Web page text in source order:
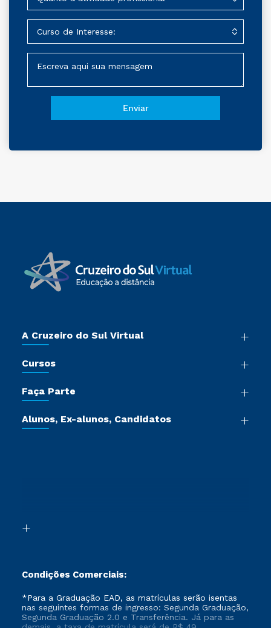
A Cruzeiro do Sul Virtual
Sala de Imprensa
Certificadoras
Jornada do Aluno
Cursos
Pós-graduação
Cursos Livres
Faça Parte
Vestibular Redação
Formação Pedagógica - R2
Alunos, Ex-alunos, Candidatos
Condições Comerciais:
*Para a Graduação EAD, as matrículas serão isentas
nas seguintes formas de ingresso: Segunda Graduação,
Segunda Graduação 2.0 e Transferência. Já para as